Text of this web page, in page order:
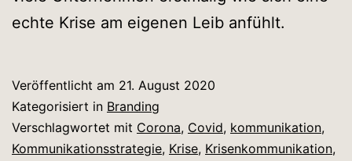
echte Krise am eigenen Leib anfühlt.
Veröffentlicht am 21. August 2020
Kategorisiert in Branding
Verschlagwortet mit Corona, Covid, kommunikation,
Kommunikationsstrategie, Krise, Krisenkommunikation,